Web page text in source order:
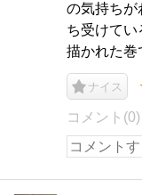
の気持ちが
ち受けてい
描かれた巻
ナイス
コメント(0)